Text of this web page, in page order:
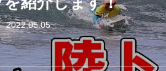
2022.05.05